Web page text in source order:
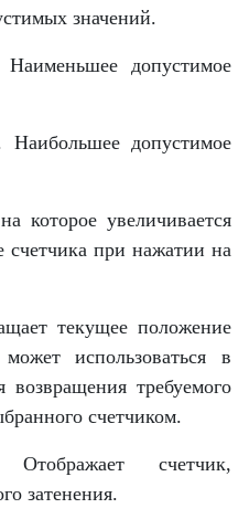
значений.
допустимое
Наибольшее допустимое
которое увеличивается
счетчика при нажатии на
текущее положение
использоваться в
требуемого
счетчиком.
счетчик,
затенения.